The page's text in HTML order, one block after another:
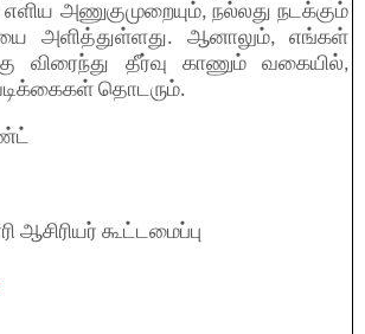
அணுகுமுறையும், நல்லது நடக்கும்
அளித்துள்ளது. ஆனாலும், எங்கள்
விரைந்து தீர்வு காணும் வகையில்,
தொடரும்.
ஆசிரியர் கூட்டமைப்பு